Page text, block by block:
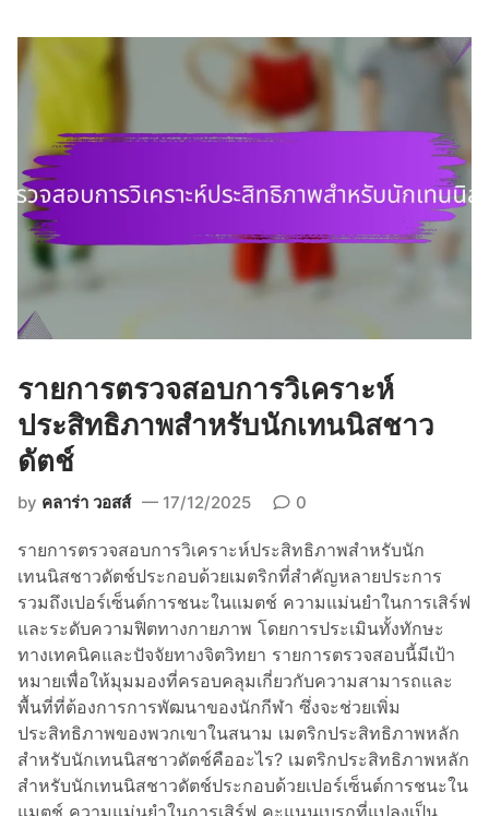
ผู้
น
บ
ลุ
ม
รั
เ
ท
น
นิ
ส
อิ
น
โ
ด
นี
เ
รายการตรวจสอบการวิเคราะห์
ประสิทธิภาพสำหรับนักเทนนิสชาว
ดัตช์
by คลาร่า วอสส์ 17/12/2025 0
รายการตรวจสอบการวิเคราะห์ประสิทธิภาพสำหรับนัก
เทนนิสชาวดัตช์ประกอบด้วยเมตริกที่สำคัญหลายประการ
รวมถึงเปอร์เซ็นต์การชนะในแมตช์ ความแม่นยำในการเสิร์ฟ
และระดับความฟิตทางกายภาพ โดยการประเมินทั้งทักษะ
ทางเทคนิคและปัจจัยทางจิตวิทยา รายการตรวจสอบนี้มีเป้า
หมายเพื่อให้มุมมองที่ครอบคลุมเกี่ยวกับความสามารถและ
พื้นที่ที่ต้องการการพัฒนาของนักกีฬา ซึ่งจะช่วยเพิ่ม
ประสิทธิภาพของพวกเขาในสนาม เมตริกประสิทธิภาพหลัก
สำหรับนักเทนนิสชาวดัตช์คืออะไร? เมตริกประสิทธิภาพหลัก
สำหรับนักเทนนิสชาวดัตช์ประกอบด้วยเปอร์เซ็นต์การชนะใน
แมตช์ ความแม่นยำในการเสิร์ฟ คะแนนเบรกที่แปลงเป็น